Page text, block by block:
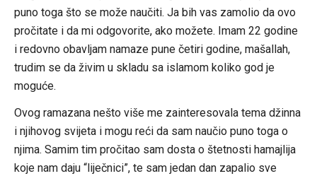
puno toga što se može naučiti. Ja bih vas zamolio da ovo
pročitate i da mi odgovorite, ako možete. Imam 22 godine
i redovno obavljam namaze pune četiri godine, mašallah,
trudim se da živim u skladu sa islamom koliko god je
moguće.
Ovog ramazana nešto više me zainteresovala tema džinna
i njihovog svijeta i mogu reći da sam naučio puno toga o
njima. Samim tim pročitao sam dosta o štetnosti hamajlija
koje nam daju “liječnici”, te sam jedan dan zapalio sve